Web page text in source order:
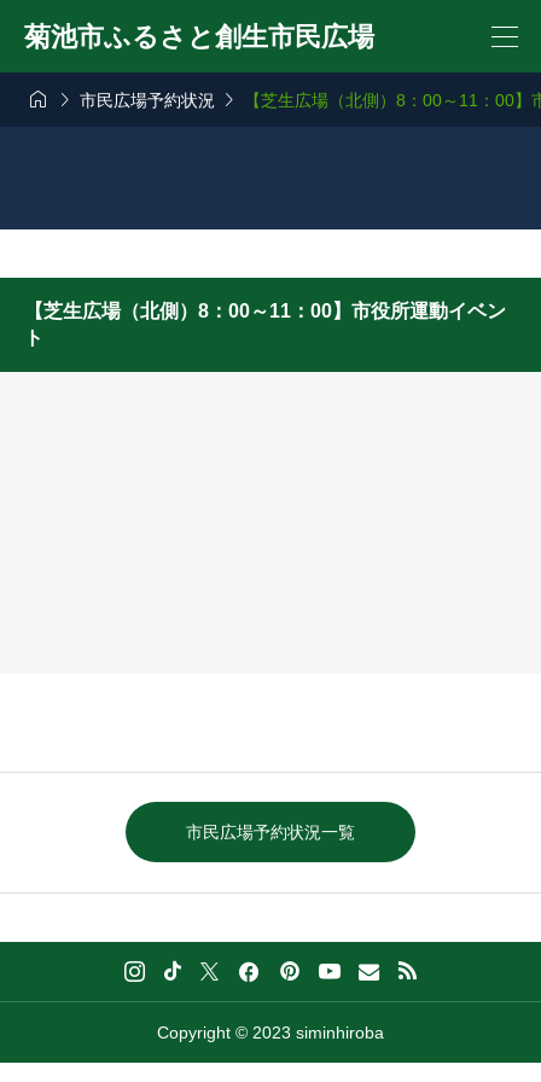
菊池市ふるさと創生市民広場
  市民広場予約状況  【芝生広場（北側）8：00～11：00】
【芝生広場（北側）8：00～11：00】市役所運動イベン
ト
市民広場予約状況一覧
Copyright © 2023 siminhiroba